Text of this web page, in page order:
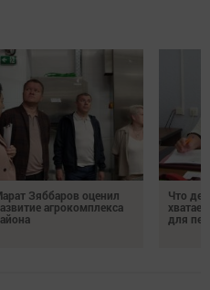
Зяббаров оценил
агрокомплекса
Что
для